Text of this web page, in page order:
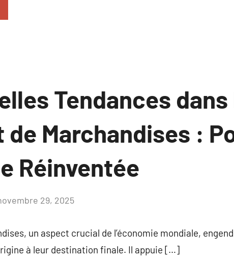
Tendances dans
Marchandises :
Réinventée
29, 2025
un aspect crucial de l’économie mondiale,
à leur destination finale. Il appuie […]